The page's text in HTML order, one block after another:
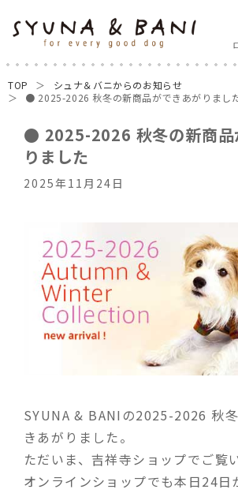
TOP
シュナ＆バニからのお知らせ
● 2025-2026 秋冬の新商品ができあがりまし
● 2025-2026 秋冬の新商品
りました
2025年11月24日
SYUNA & BANIの2025-2026 秋
きあがりました。
ただいま、吉祥寺ショップでご覧
オンラインショップでも本日24日